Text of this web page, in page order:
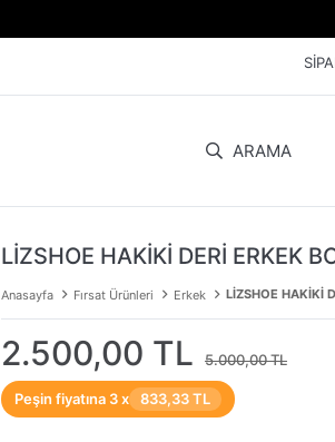
ARAMA
LİZSHOE HAKİKİ DERİ ERKEK
Anasayfa Fırsat Ürünleri Erkek LİZSHOE HAKİKİ
2.500,00 TL 5.000,00 TL
Peşin fiyatına 3 x 833,33 TL